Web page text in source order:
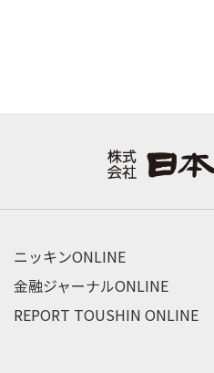
ニッキンONLINE
金融ジャーナルONLINE
REPORT TOUSHIN ONLINE